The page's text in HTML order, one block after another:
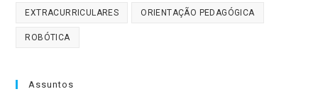
EXTRACURRICULARES ORIENTAÇÃO PEDAGÓGICA
ROBÓTICA
Assuntos